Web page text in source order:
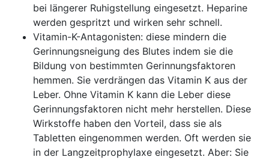
bei längerer Ruhigstellung eingesetzt. Heparine
werden gespritzt und wirken sehr schnell.
Vitamin-K-Antagonisten: diese mindern die
Gerinnungsneigung des Blutes indem sie die
Bildung von bestimmten Gerinnungsfaktoren
hemmen. Sie verdrängen das Vitamin K aus der
Leber. Ohne Vitamin K kann die Leber diese
Gerinnungsfaktoren nicht mehr herstellen. Diese
Wirkstoffe haben den Vorteil, dass sie als
Tabletten eingenommen werden. Oft werden sie
in der Langzeitprophylaxe eingesetzt. Aber: Sie